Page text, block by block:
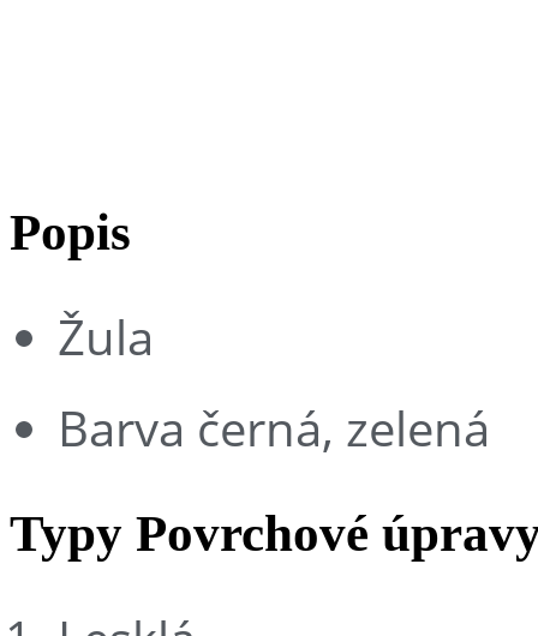
Popis
Žula
Barva černá, zelená
Typy Povrchové